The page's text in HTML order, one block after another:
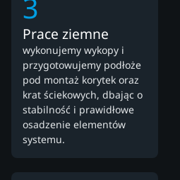
3
Prace ziemne
wykonujemy wykopy i
przygotowujemy podłoże
pod montaż korytek oraz
krat ściekowych, dbając o
stabilność i prawidłowe
osadzenie elementów
systemu.